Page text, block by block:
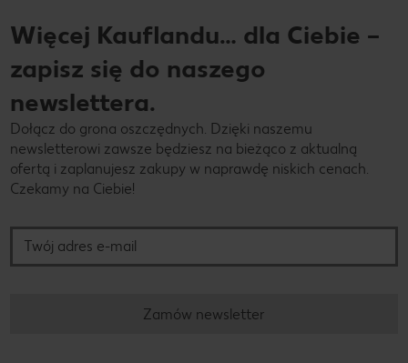
Więcej Kauflandu… dla Ciebie –
zapisz się do naszego
newslettera.
Dołącz do grona oszczędnych. Dzięki naszemu
newsletterowi zawsze będziesz na bieżąco z aktualną
ofertą i zaplanujesz zakupy w naprawdę niskich cenach.
Czekamy na Ciebie!
Zamów newsletter